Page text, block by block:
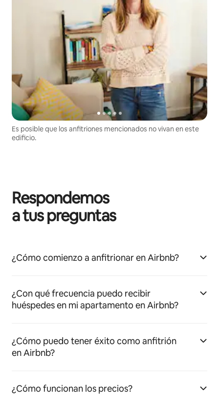
Es posible que los anfitriones mencionados no vivan en este
edificio.
Respondemos
a tus preguntas
¿Cómo comienzo a anfitrionar en Airbnb?
¿Con qué frecuencia puedo recibir
huéspedes en mi apartamento en Airbnb?
¿Cómo puedo tener éxito como anfitrión
en Airbnb?
¿Cómo funcionan los precios?